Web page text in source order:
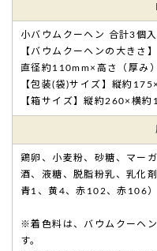
小バウムクーヘン 合計3個入
【バウムクーヘンの大きさ】
直径約110mm×高さ（厚み
【包装(袋)サイズ】縦約
【箱サイズ】縦約260×横
鶏卵、小麦粉、砂糖、マー
酒、液糖、脱脂粉乳、乳化
青1、黄4、赤102、赤106
※着色料は、バウムクーヘ
す。